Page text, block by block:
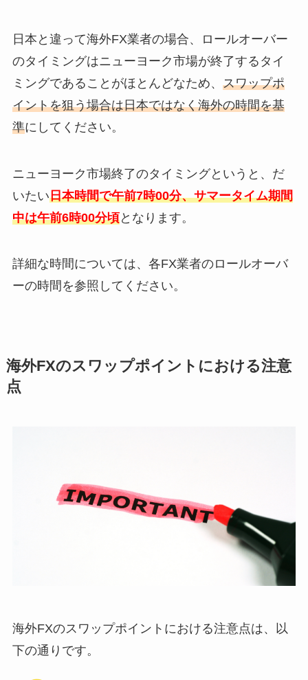
日本と違って海外FX業者の場合、ロールオーバー
のタイミングはニューヨーク市場が終了するタイ
ミングであることがほとんどなため、 スワップポ
イントを狙う場合は日本ではなく海外の時間を基
準にしてください。
ニューヨーク市場終了のタイミングというと、だ
いたい日本時間で午前7時00分、サマータイム期間
中は午前6時00分頃となります。
詳細な時間については、各FX業者のロールオーバ
ーの時間を参照してください。
海外FXのスワップポイントにおける注意
点
海外FXのスワップポイントにおける注意点は、以
下の通りです。